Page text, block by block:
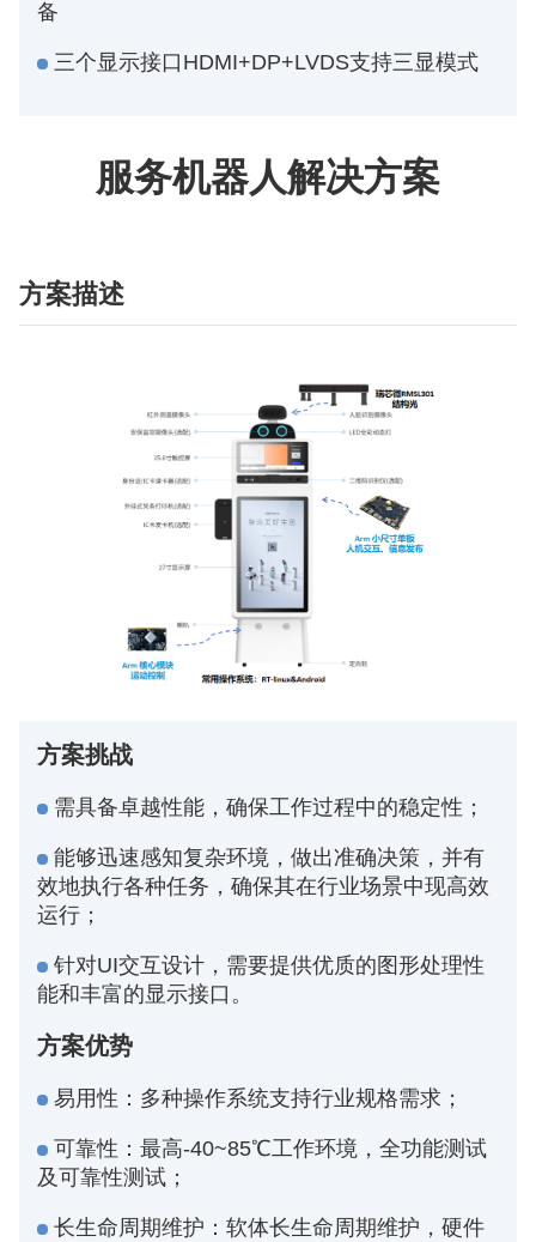
备
三个显示接口HDMI+DP+LVDS支持三显模式
服务机器人解决方案
方案描述
方案挑战
需具备卓越性能，确保工作过程中的稳定性；
能够迅速感知复杂环境，做出准确决策，并有
效地执行各种任务，确保其在行业场景中现高效
运行；
针对UI交互设计，需要提供优质的图形处理性
能和丰富的显示接口。
方案优势
易用性：多种操作系统支持行业规格需求；
可靠性：最高-40~85℃工作环境，全功能测试
及可靠性测试；
长生命周期维护：软体长生命周期维护，硬件